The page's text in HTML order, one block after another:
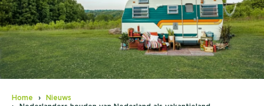
Home
Nieuws